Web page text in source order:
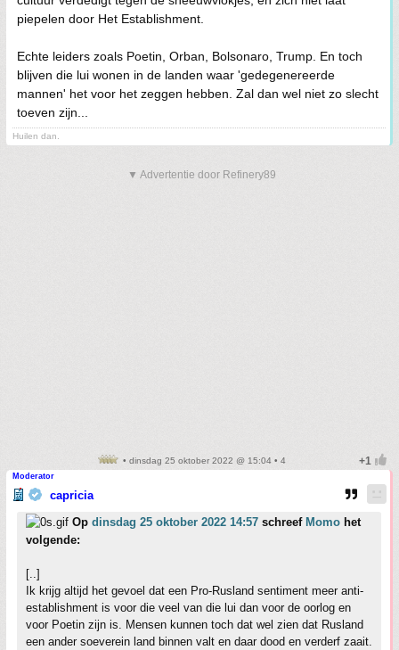
piepelen door Het Establishment.
Echte leiders zoals Poetin, Orban, Bolsonaro, Trump. En toch
blijven die lui wonen in de landen waar 'gedegenereerde
mannen' het voor het zeggen hebben. Zal dan wel niet zo slecht
toeven zijn...
Huilen dan.
▼ Advertentie door Refinery89
• dinsdag 25 oktober 2022 @ 15:04 • 4
Moderator
capricia
Op dinsdag 25 oktober 2022 14:57 schreef Momo het
volgende:
[..]
Ik krijg altijd het gevoel dat een Pro-Rusland sentiment meer anti-
establishment is voor die veel van die lui dan voor de oorlog en
voor Poetin zijn is. Mensen kunnen toch dat wel zien dat Rusland
een ander soeverein land binnen valt en daar dood en verderf zaait.